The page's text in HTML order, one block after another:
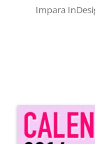
Impara